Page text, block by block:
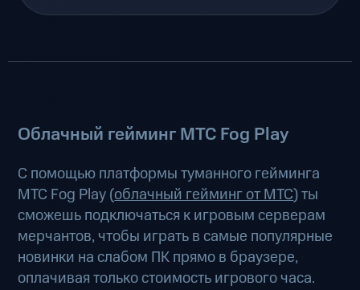
Облачный гейминг МТС Fog Play
С помощью платформы туманного гейминга
МТС Fog Play (облачный гейминг от МТС) ты
сможешь подключаться к игровым серверам
мерчантов, чтобы играть в самые популярные
новинки на слабом ПК прямо в браузере,
оплачивая только стоимость игрового часа.